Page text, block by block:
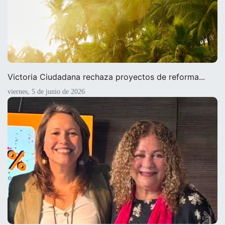
Victoria Ciudadana rechaza proyectos de reforma...
viernes, 5 de junio de 2026